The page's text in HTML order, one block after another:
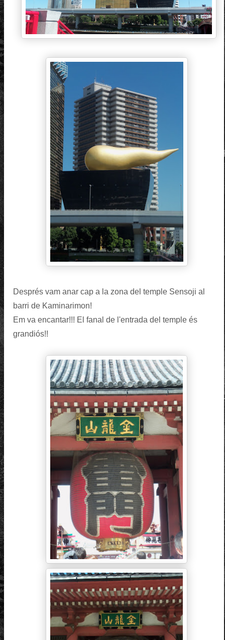
Després vam anar cap a la zona del temple Sensoji al
barri de Kaminarimon!
Em va encantar!!! El fanal de l'entrada del temple és
grandiós!!